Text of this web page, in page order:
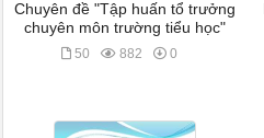
Chuyên đề "Tập huấn tổ trưởng
chuyên môn trường tiểu học"
50 882 0